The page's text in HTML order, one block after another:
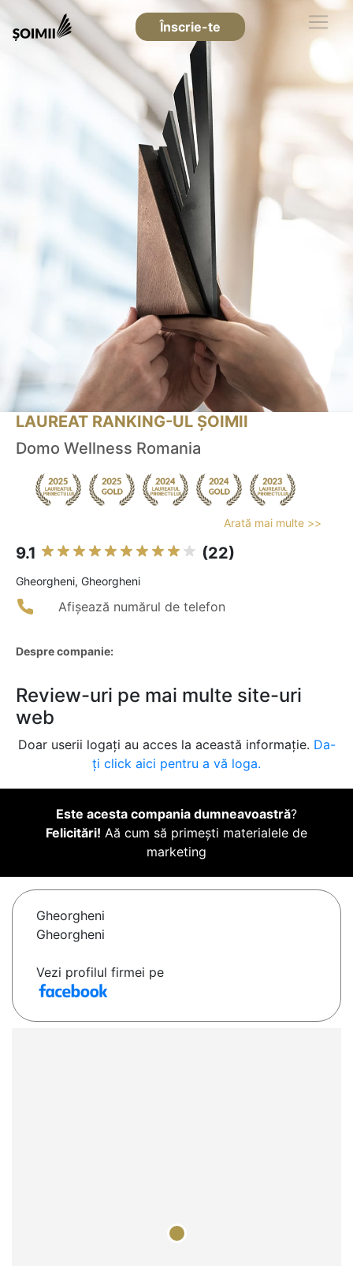
Înscrie-te
LAUREAT RANKING-UL ȘOIMII
Domo Wellness Romania
Arată mai multe >>
9.1 (22)
Gheorgheni, Gheorgheni
Afișează numărul de telefon
Despre companie:
Review-uri pe mai multe site-uri
web
Doar userii logați au acces la această informație. Da-
ți click aici pentru a vă loga.
Este acesta compania dumneavoastră?
Felicitări! Aă cum să primești materialele de
marketing
Gheorgheni
Gheorgheni
Vezi profilul firmei pe